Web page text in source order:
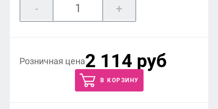
- +
Розничная цена2 114 руб
В КОРЗИНУ